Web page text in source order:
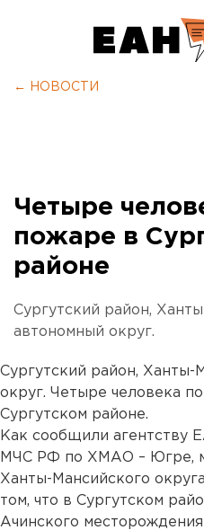
← НОВОСТИ
Четыре
пожаре в
районе
Сургутский район,
автономный округ.
Сургутский район, Ханты-
округ. Четыре человека
Сургутском районе.
Как сообщили агентству
МЧС РФ по ХМАО – Югре,
Ханты-Мансийского
том, что в Сургутском
Ачинского